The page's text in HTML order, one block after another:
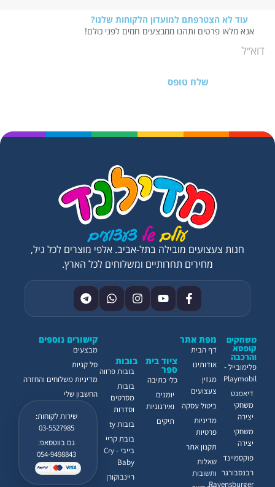
עוד לא הצטרפתם למועדון הלקוחות שלנו?
אנא מלאו פרטים ותהנו ממבצעים חמים לפני כולם!
שלח טופס
קישורים נוספים
מבצעים
סל קניות
מדיניות משלוחים והחזרה
החשבון שלי
שירות לקוחות:
03-5527985
גם בווטסאפ:
054-9498843
ציוד בית
ספר
כלי כתיבה
יומנים
ואירגוניות
תיקים
בובות
בובות פרווה
בובות
מסרטים
וסדרות
בובות ty
בובת קריי
בייבי - Cry
Baby
ריינבוקורן
משחקים
קופסא
והרכבה
פלימובייל -
Playmobil
דיאמנט
משחקי
יצירה
משחקי
יצירה
פוקסמיינד
רבנסבורגר
Ravensburger
מפת אתר
דף הבית
אודותינו
מגזין
צעצועים
ביטול עסקה
מדיניות
פרטיות
תקנון אתר
שאלות
ותשובות
חנות צעצועים מובילה בתל-אביב. אלפי מוצרים לכל גיל,
מחירים תחרותיים ומשלוחים לכל הארץ.